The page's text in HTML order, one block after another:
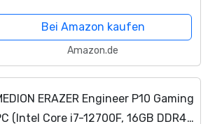
32GB DDR5 RAM, 1TB PCIe
GeForce RTX 3070 Ti 8GB...
Bei Amazon kaufen
Amazon.de
ERAZER Engineer P10 Gaming
(Intel Core i7-12700F, 16GB DDR4